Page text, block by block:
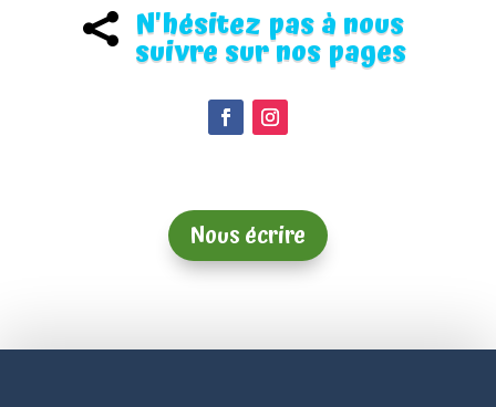
 N'hésitez pas à nous
suivre sur nos pages
Nous écrire